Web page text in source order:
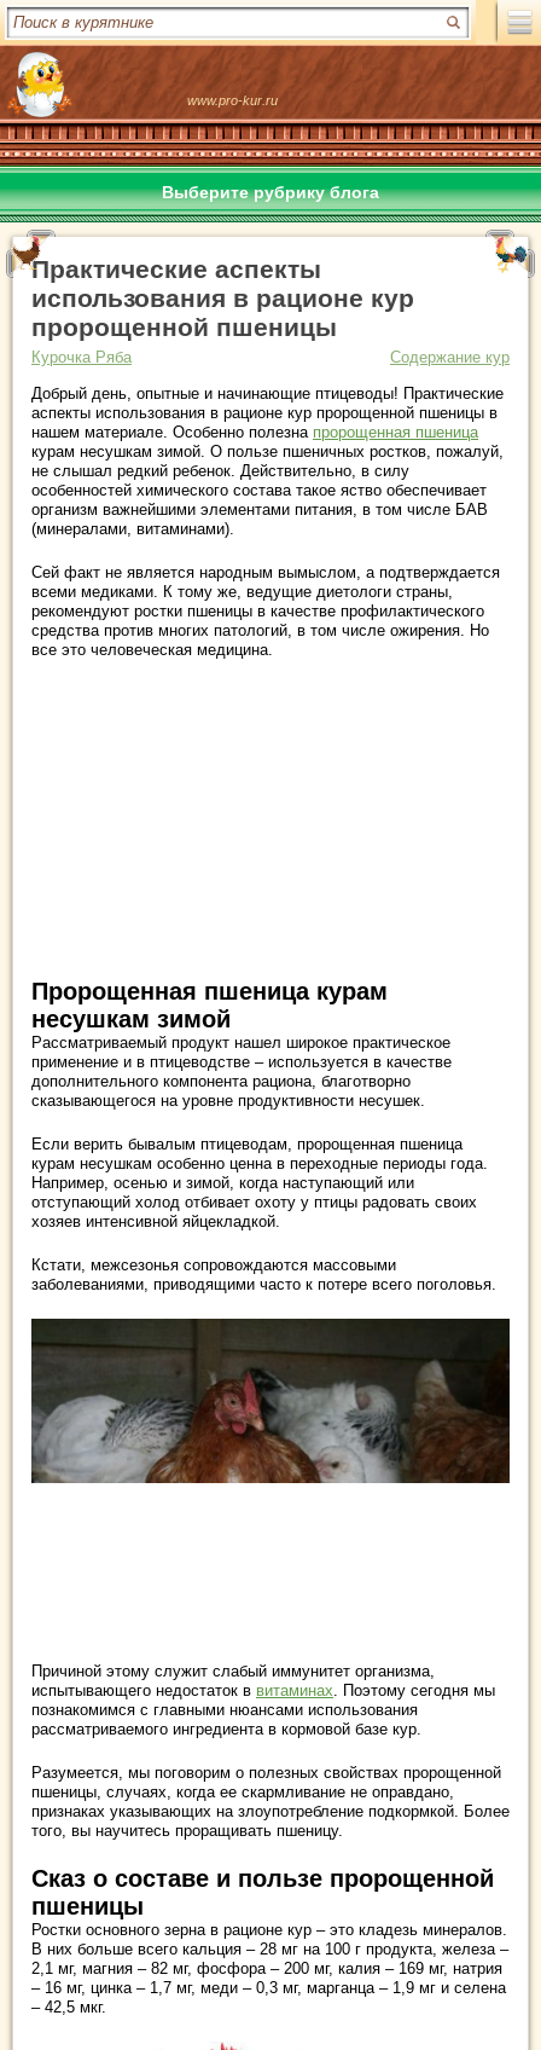
www.pro-kur.ru
Выберите рубрику блога
Практические аспекты
использования в рационе кур
пророщенной пшеницы
Курочка Ряба
Содержание кур
Добрый день, опытные и начинающие птицеводы! Практические
аспекты использования в рационе кур пророщенной пшеницы в
нашем материале. Особенно полезна пророщенная пшеница
курам несушкам зимой. О пользе пшеничных ростков, пожалуй,
не слышал редкий ребенок. Действительно, в силу
особенностей химического состава такое яство обеспечивает
организм важнейшими элементами питания, в том числе БАВ
(минералами, витаминами).
Сей факт не является народным вымыслом, а подтверждается
всеми медиками. К тому же, ведущие диетологи страны,
рекомендуют ростки пшеницы в качестве профилактического
средства против многих патологий, в том числе ожирения. Но
все это человеческая медицина.
Пророщенная пшеница курам
несушкам зимой
Рассматриваемый продукт нашел широкое практическое
применение и в птицеводстве – используется в качестве
дополнительного компонента рациона, благотворно
сказывающегося на уровне продуктивности несушек.
Если верить бывалым птицеводам, пророщенная пшеница
курам несушкам особенно ценна в переходные периоды года.
Например, осенью и зимой, когда наступающий или
отступающий холод отбивает охоту у птицы радовать своих
хозяев интенсивной яйцекладкой.
Кстати, межсезонья сопровождаются массовыми
заболеваниями, приводящими часто к потере всего поголовья.
Причиной этому служит слабый иммунитет организма,
испытывающего недостаток в витаминах . Поэтому сегодня мы
познакомимся с главными нюансами использования
рассматриваемого ингредиента в кормовой базе кур.
Разумеется, мы поговорим о полезных свойствах пророщенной
пшеницы, случаях, когда ее скармливание не оправдано,
признаках указывающих на злоупотребление подкормкой. Более
того, вы научитесь проращивать пшеницу.
Сказ о составе и пользе пророщенной
пшеницы
Ростки основного зерна в рационе кур – это кладезь минералов.
В них больше всего кальция – 28 мг на 100 г продукта, железа –
2,1 мг, магния – 82 мг, фосфора – 200 мг, калия – 169 мг, натрия
– 16 мг, цинка – 1,7 мг, меди – 0,3 мг, марганца – 1,9 мг и селена
– 42,5 мкг.